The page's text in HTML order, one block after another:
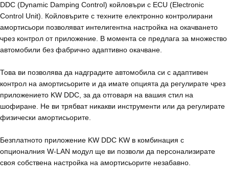
DDC (Dynamic Damping Control) койловъри с ECU (Electronic
Control Unit). Койловърите с техните електронно контролирани
амортисьори позволяват интелигентна настройка на окачването
чрез контрол от приложение. В момента се предлага за множество
автомобили без фабрично адаптивно окачване.
Това ви позволява да надградите автомобила си с адаптивен
контрол на амортисьорите и да имате опцията да регулирате чрез
приложението KW DDC, за да отговаря на вашия стил на
шофиране. Не ви трябват никакви инструменти или да регулирате
физически амортисьорите.
Безплатното приложение KW DDC KW в комбинация с
опционалния W-LAN модул ще ви позволи да персонализирате
своя собствена настройка на амортисьорите незабавно.